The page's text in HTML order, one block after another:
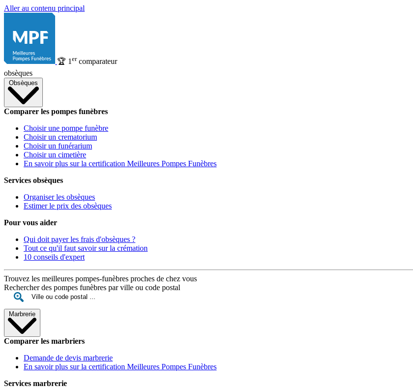
Aller au contenu principal
🏆 1 ercomparateur
obsèques
Obsèques
Comparer les pompes funèbres
Choisir une pompe funèbre
Choisir un crematorium
Choisir un funérarium
Choisir un cimetière
En savoir plus sur la certification Meilleures Pompes Funèbres
Services obsèques
Organiser les obsèques
Estimer le prix des obsèques
Pour vous aider
Qui doit payer les frais d'obsèques ?
Tout ce qu'il faut savoir sur la crémation
10 conseils d'expert
Trouvez les meilleures pompes-funèbres proches de chez vous
Rechercher des pompes funèbres par ville ou code postal
Marbrerie
Comparer les marbriers
Demande de devis marbrerie
En savoir plus sur la certification Meilleures Pompes Funèbres
Services marbrerie